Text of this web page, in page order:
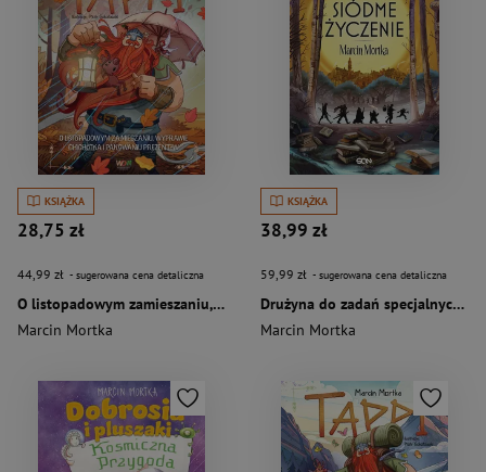
KSIĄŻKA
28,75 zł
44,99 zł - sugerowana cena detaliczna
O listopadowym zamieszaniu, wyprawie Chichotka i pakowaniu prezentów. Tappi
Marcin Mortka
KSIĄŻKA
38,99 zł
59,99 zł - sugerowana cena detaliczna
Drużyna do zadań specjalnych. Siódme życzenie
Marcin Mortka